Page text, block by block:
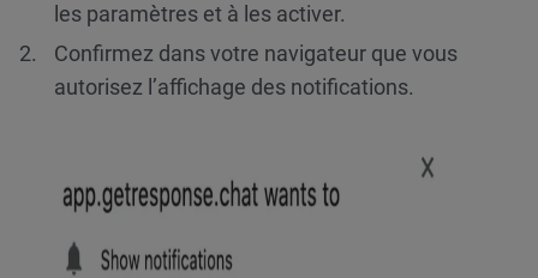
les paramètres et à les activer.
Confirmez dans votre navigateur que vous
autorisez l’affichage des notifications.